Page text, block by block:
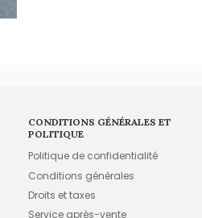
CONDITIONS GÉNÉRALES ET
POLITIQUE
Politique de confidentialité
Conditions générales
Droits et taxes
Service après-vente